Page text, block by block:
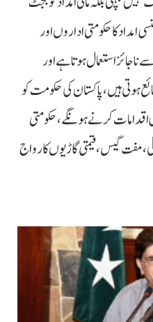
امداد کا حکومتی اداروں اور
استعمال ہوتا ہے اور
ہوتی ہیں، پاکستان کی حکومت کو
اقدامات کرنے ہونگے، حکومتی
مفت گیس، قیمتی گاڑیوں کا رواج